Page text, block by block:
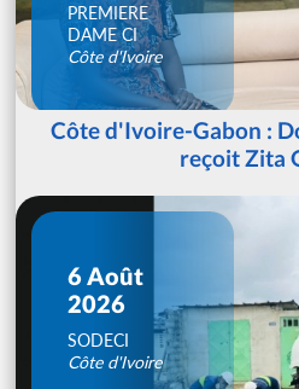
PREMIERE
DAME CI
Côte d'Ivoire
Côte d'Ivoire-Gabon :
reçoit Zita
6 Août
2026
SODECI
Côte d'Ivoire